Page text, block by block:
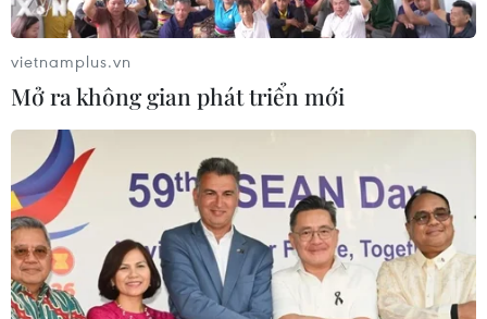
Canada lo lắng về quan hệ thương mại
song phương với Mỹ
10/11/2016 11:07
Các chuyên gia kinh tế Canada dự đoán sẽ có sự sụt
giảm trong việc thông thương hàng hóa giữa Canada
và Mỹ nếu ông Trump thông qua biện pháp bảo hộ mặt
vietnamplus.vn
Mở ra không gian phát triển mới